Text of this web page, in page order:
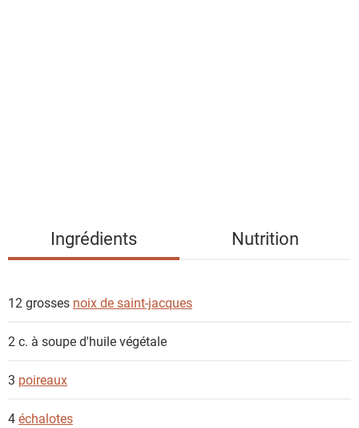
t
Ingrédients Nutrition
12 grosses noix de saint-jacques
2 c. à souped'huile végétale
3 poireaux
4échalotes